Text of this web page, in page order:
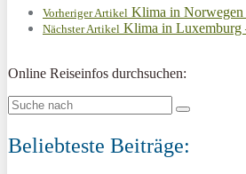
Vorheriger Artikel Klima in Norwegen
Nächster Artikel Klima in Luxemburg
Online Reiseinfos durchsuchen:
Beliebteste Beiträge: